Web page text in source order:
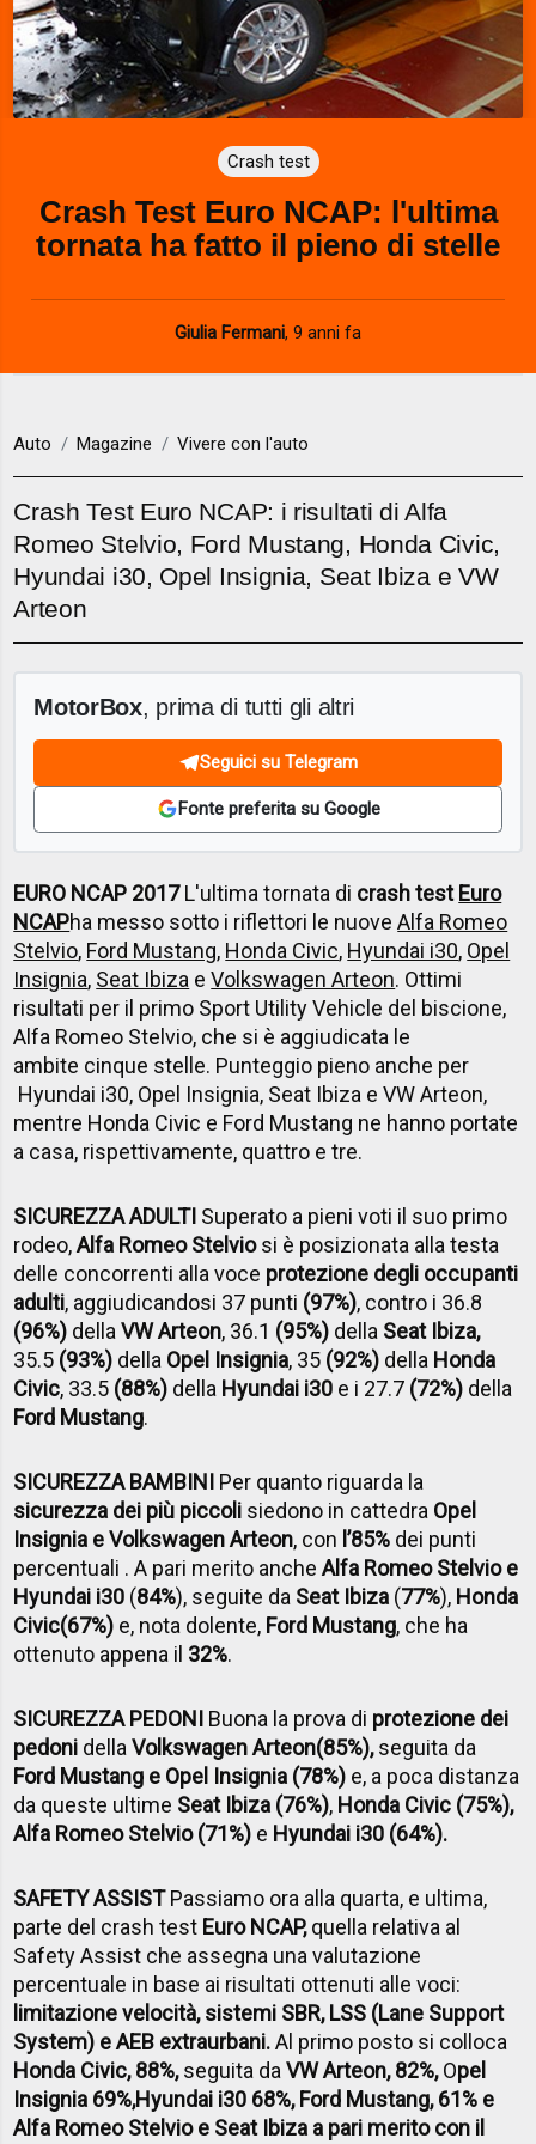
Crash test
Crash Test Euro NCAP: l'ultima
tornata ha fatto il pieno di stelle
Giulia Fermani, 9 anni fa
Auto Magazine Vivere con l'auto
Crash Test Euro NCAP: i risultati di Alfa
Romeo Stelvio, Ford Mustang, Honda Civic,
Hyundai i30, Opel Insignia, Seat Ibiza e VW
Arteon
MotorBox, prima di tutti gli altri
Seguici su Telegram
Fonte preferita su Google
EURO NCAP 2017L'ultima tornata di crash testEuro
NCAPha messo sotto i riflettori le nuoveAlfa Romeo
Stelvio, Ford Mustang, Honda Civic, Hyundai i30, Opel
Insignia, Seat Ibiza eVolkswagen Arteon. Ottimi
risultati per il primo Sport Utility Vehicle del biscione,
Alfa Romeo Stelvio, che si è aggiudicata le
ambite cinque stelle. Punteggio pieno anche per
Hyundai i30, Opel Insignia, Seat Ibiza e VW Arteon,
mentre Honda Civic e Ford Mustang ne hanno portate
a casa, rispettivamente, quattro e tre.
SICUREZZA ADULTI Superato a pieni voti il suo primo
rodeo,Alfa Romeo Stelviosi è posizionata alla testa
delle concorrenti alla voce protezione degli occupanti
adulti, aggiudicandosi 37 punti (97%), contro i 36.8
(96%) dellaVW Arteon, 36.1 (95%) della Seat Ibiza,
35.5 (93%) della Opel Insignia, 35 (92%) della Honda
Civic, 33.5 (88%) della Hyundai i30 e i 27.7 (72%) della
Ford Mustang.
SICUREZZA BAMBINI Per quanto riguarda la
sicurezza dei più piccoli siedono in cattedra Opel
Insignia e Volkswagen Arteon, con l’85% dei punti
percentuali . A pari merito ancheAlfa Romeo Stelvio e
Hyundai i30 (84%), seguite da Seat Ibiza (77%), Honda
Civic(67%) e, nota dolente, Ford Mustang, che ha
ottenuto appena il 32%.
SICUREZZA PEDONI Buona la prova di protezione dei
pedoni dellaVolkswagen Arteon(85%),seguita da
Ford Mustang e Opel Insignia (78%) e, a poca distanza
da queste ultime Seat Ibiza (76%), Honda Civic (75%),
Alfa Romeo Stelvio (71%) e Hyundai i30 (64%).
SAFETY ASSISTPassiamo ora alla quarta, e ultima,
parte del crash test Euro NCAP,quella relativa al
Safety Assist che assegna una valutazione
percentuale in base ai risultati ottenuti alle voci:
limitazione velocità, sistemi SBR, LSS (Lane Support
System) e AEB extraurbani.Al primo posto si colloca
Honda Civic, 88%,seguita daVW Arteon, 82%,Opel
Insignia 69%,Hyundai i30 68%, Ford Mustang, 61% e
Alfa Romeo Stelvio e Seat Ibiza a pari merito con il